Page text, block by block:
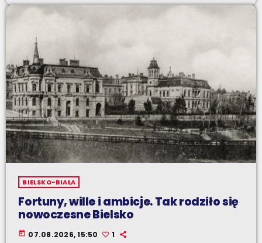
BIELSKO-BIAŁA
Fortuny, wille i ambicje. Tak rodziło się
nowoczesne Bielsko
today 07.08.2026, 15:50 1